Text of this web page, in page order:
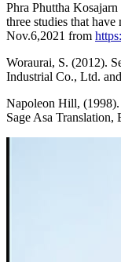
Phra Phuttha
three studies that
Nov.6,2021 from
Woraurai, S. (2012).
Industrial Co., Ltd.
Napoleon Hill,
Sage Asa